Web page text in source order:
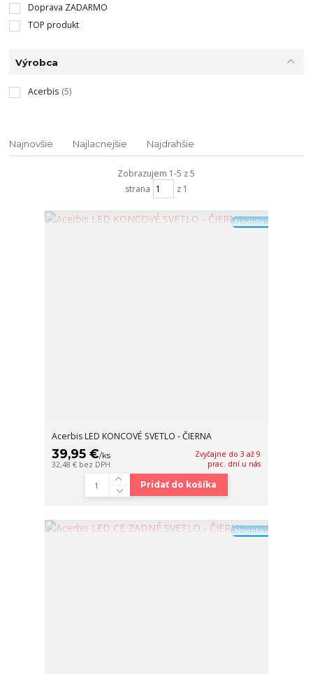
Doprava ZADARMO
TOP produkt
Výrobca
Acerbis (5)
Najnovšie Najlacnejšie Najdrahšie
Zobrazujem 1-5 z 5
strana
z 1
Novinka
Acerbis LED KONCOVÉ SVETLO - ČIERNA
39,95 €/ks
32,48 € bez DPH
Zvyčajne do 3 až 9
prac. dní u nás
Pridať do košíka
Novinka